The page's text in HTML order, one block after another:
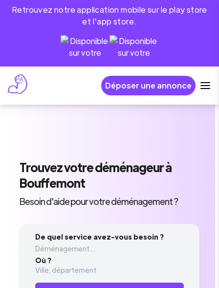
Retrouvez notre application mobile sur le play store
et l'app store.
Déposer une annonce
Trouvezvotre déménageurà
Bouffemont
Besoin d'aide pour votre déménagement ?
De quel service avez-vous besoin ?
Déménagement...
Où ?